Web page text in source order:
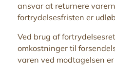
ansvar at returnere
fortrydelsesfristen er
Ved brug af
omkostninger til
varen ved modtagelsen